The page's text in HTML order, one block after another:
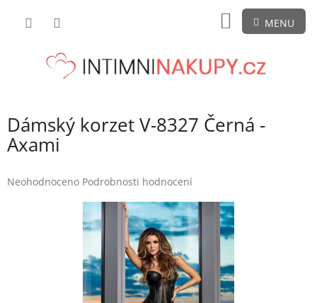
NÁKUPNÍ
KOŠÍK
Dámský korzet V-8327 Černá -
Axami
Průměrné
Neohodnoceno Podrobnosti hodnocení